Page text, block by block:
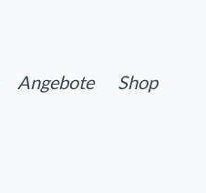
Angebote Shop